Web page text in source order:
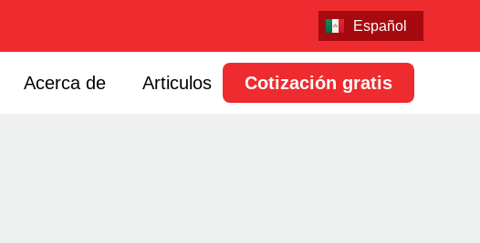
Español
English
Acerca de Articulos Cotización gratis